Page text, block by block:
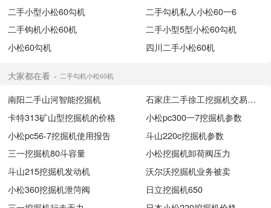
二手小型小松60勾机
二手勾机私人小松60一6
二手钩机小松60机
二手小型5型小松60勾机
小松60勾机
四川二手小松60机
大家都在看 二手勾机小松60机
南阳二手山河智能挖掘机
石家庄二手徐工挖掘机交易市场
卡特313矿山型挖掘机的价格
小松pc300一7挖掘机参数
小松pc56-7挖掘机使用报告
斗山220c挖掘机参数
三一挖掘机80斗容量
小松挖掘机卸荷阀压力
斗山215挖掘机发动机
沃尔沃挖掘机业务被卖
小松360挖掘机泄菏阀
日立挖掘机650